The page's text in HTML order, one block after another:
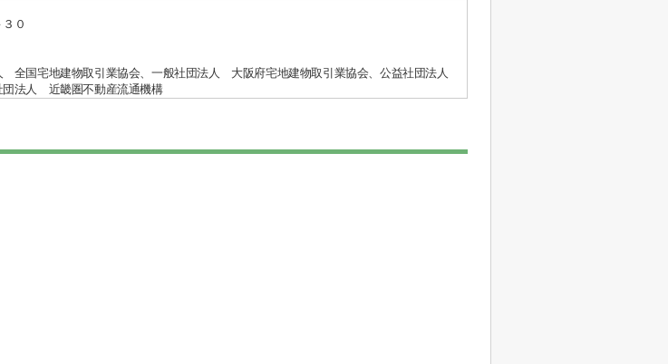
０
宅地建物取引業協会、一般社団法人 大阪府宅地建物取引業協会、公益社団法人
団法人 近畿圏不動産流通機構